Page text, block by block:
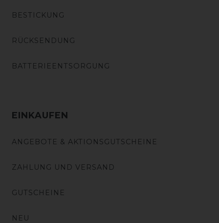
BESTICKUNG
RÜCKSENDUNG
BATTERIEENTSORGUNG
EINKAUFEN
ANGEBOTE & AKTIONSGUTSCHEINE
ZAHLUNG UND VERSAND
GUTSCHEINE
NEU